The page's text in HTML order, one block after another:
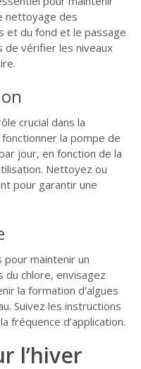
nettoyage des
et du fond et le passage
de vérifier les niveaux
crucial dans la
la pompe de
jour, en fonction de la
Nettoyez ou
pour garantir une
pour maintenir un
du chlore, envisagez
la formation d’algues
Suivez les instructions
fréquence d’application.
l’hiver